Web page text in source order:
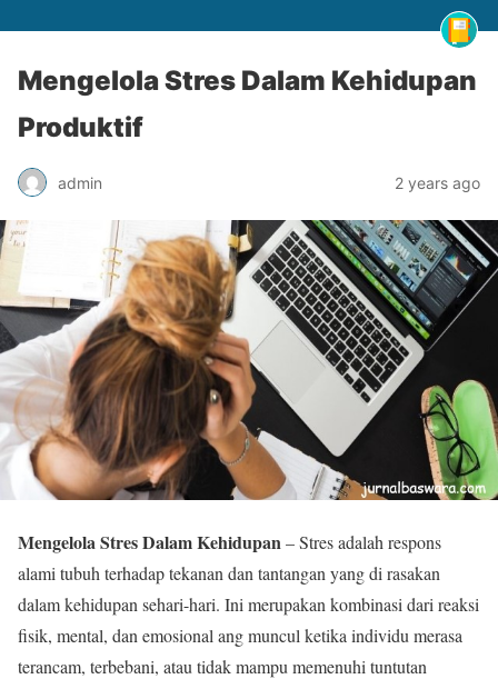
Mengelola Stres Dalam Kehidupan
Produktif
admin 2 years ago
Mengelola Stres Dalam Kehidupan– Stres adalah respons
alami tubuh terhadap tekanan dan tantangan yang di rasakan
dalam kehidupan sehari-hari. Ini merupakan kombinasi dari reaksi
fisik, mental, dan emosional ang muncul ketika individu merasa
terancam, terbebani, atau tidak mampu memenuhi tuntutan